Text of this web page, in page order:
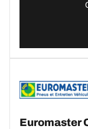
Euromaster